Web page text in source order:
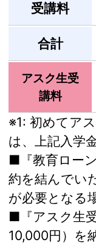
受講料
合計
アスク生受
講料
※1: 初めてア
は、上記入学
■『教育ロー
約を結んでい
が必要となる
■『アスク生
10,000円）を